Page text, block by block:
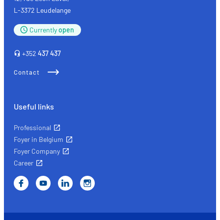
sociaux utilisés et vous permettre de visualiser du contenu
L-3372 Leudelange
Currentlyopen
+352 437 437
Contact
Useful links
Professional
Foyer in Belgium
Foyer Company
Career